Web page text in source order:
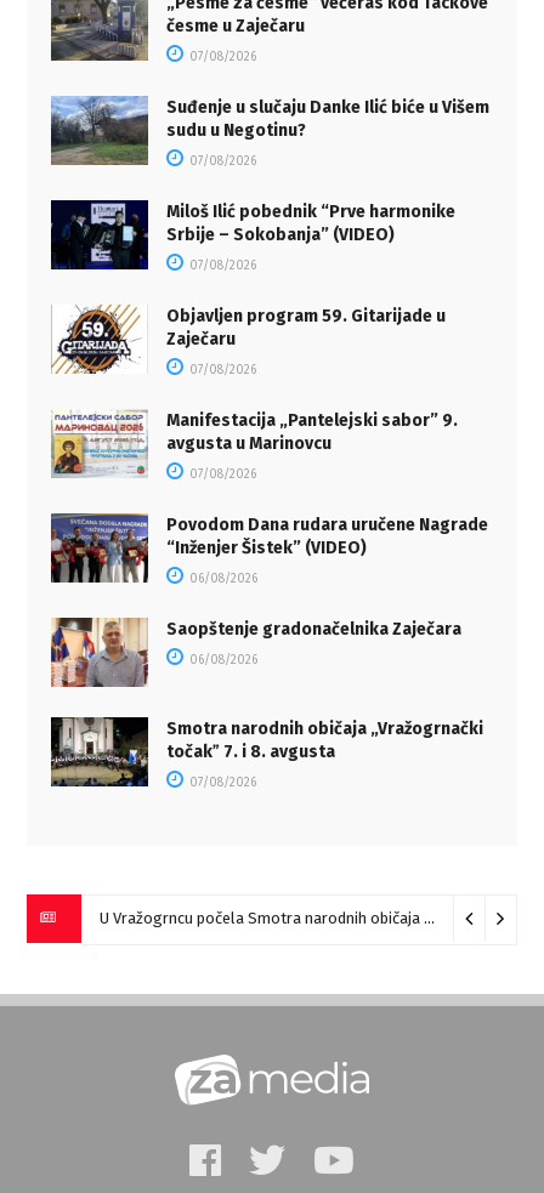
česme u Zaječaru
07/08/2026
Suđenje u slučaju Danke Ilić biće u Višem
sudu u Negotinu?
07/08/2026
Miloš Ilić pobednik “Prve harmonike
Srbije – Sokobanja” (VIDEO)
07/08/2026
Objavljen program 59. Gitarijade u
Zaječaru
07/08/2026
Manifestacija „Pantelejski sabor” 9.
avgusta u Marinovcu
07/08/2026
Povodom Dana rudara uručene Nagrade
“Inženjer Šistek” (VIDEO)
06/08/2026
Saopštenje gradonačelnika Zaječara
06/08/2026
Smotra narodnih običaja „Vražogrnački
točakˮ 7. i 8. avgusta
07/08/2026
U Vražogrncu počela Smotra narodnih običaja „Vražogrnački točak“